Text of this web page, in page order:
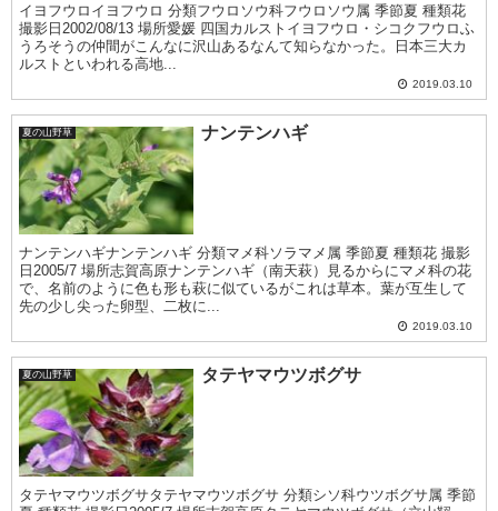
イヨフウロイヨフウロ 分類フウロソウ科フウロソウ属 季節夏 種類花
撮影日2002/08/13 場所愛媛 四国カルストイヨフウロ・シコクフウロふ
うろそうの仲間がこんなに沢山あるなんて知らなかった。日本三大カ
ルストといわれる高地...
2019.03.10
夏の山野草 ナンテンハギ
ナンテンハギナンテンハギ 分類マメ科ソラマメ属 季節夏 種類花 撮影
日2005/7 場所志賀高原ナンテンハギ（南天萩）見るからにマメ科の花
で、名前のように色も形も萩に似ているがこれは草本。葉が互生して
先の少し尖った卵型、二枚に...
2019.03.10
夏の山野草 タテヤマウツボグサ
タテヤマウツボグサタテヤマウツボグサ 分類シソ科ウツボグサ属 季節